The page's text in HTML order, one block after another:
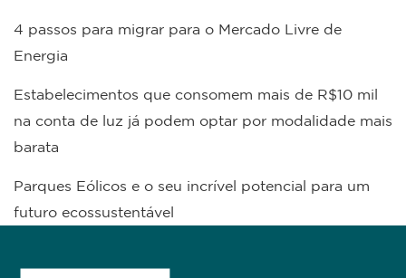
4 passos para migrar para o Mercado Livre de
Energia
Estabelecimentos que consomem mais de R$10 mil
na conta de luz já podem optar por modalidade mais
barata
Parques Eólicos e o seu incrível potencial para um
futuro ecossustentável